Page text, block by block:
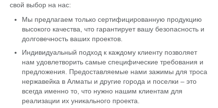
свой выбор на нас:
Мы предлагаем только сертифицированную продукцию
высокого качества, что гарантирует вашу безопасность и
долговечность ваших проектов.
Индивидуальный подход к каждому клиенту позволяет
нам удовлетворить самые специфические требования и
предложения. Предоставляемые нами зажимы для троса
нержавейка в Алматы и другие города и поселки – это
всегда именно то, что нужно нашим клиентам для
реализации их уникального проекта.